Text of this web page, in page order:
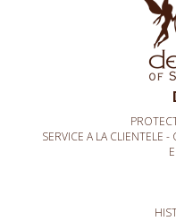
SERVICE A LA CLIENTELE